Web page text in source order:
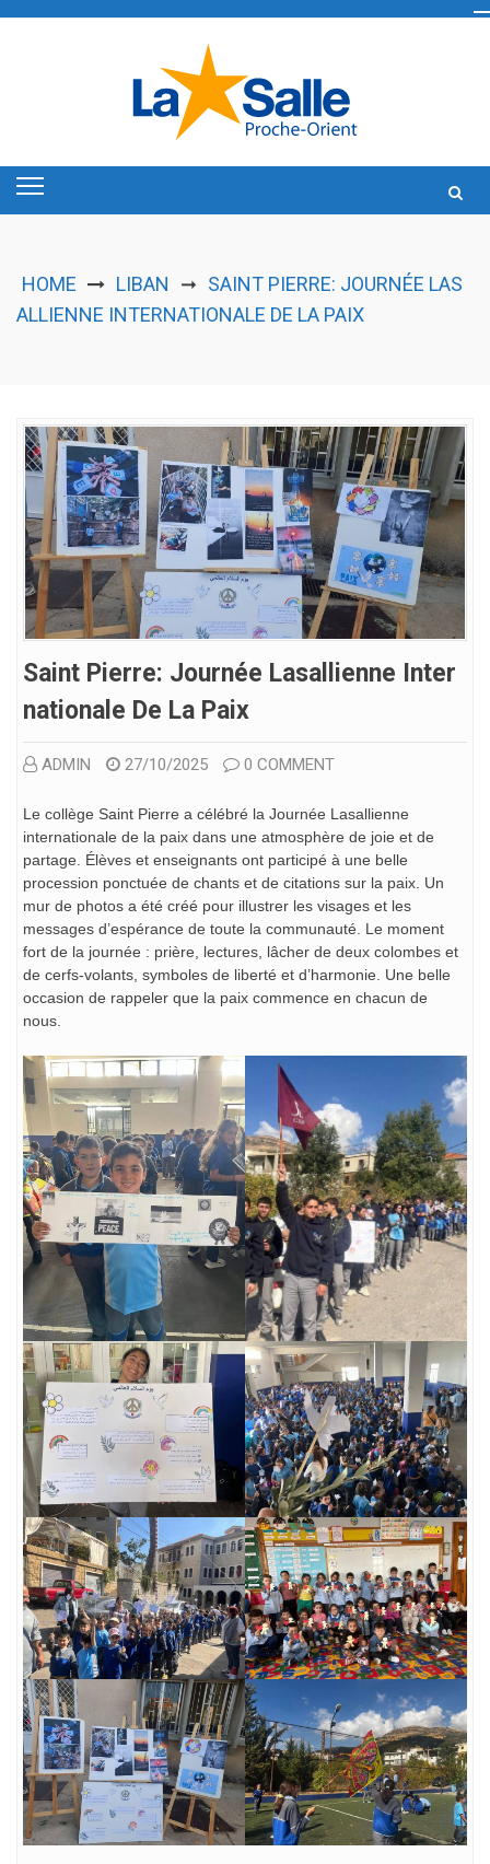
HOME LIBAN ➞ SAINT PIERRE: JOURNÉE LAS
ALLIENNE INTERNATIONALE DE LA PAIX
Saint Pierre: Journée Lasallienne Inter
Nationale De La Paix
ADMIN 27/10/2025 0 COMMENT
Le collège Saint Pierre a célébré la Journée Lasallienne
internationale de la paix dans une atmosphère de joie et de
partage. Élèves et enseignants ont participé à une belle
procession ponctuée de chants et de citations sur la paix. Un
mur de photos a été créé pour illustrer les visages et les
messages d’espérance de toute la communauté. Le moment
fort de la journée : prière, lectures, lâcher de deux colombes et
de cerfs-volants, symboles de liberté et d’harmonie. Une belle
occasion de rappeler que la paix commence en chacun de
nous.